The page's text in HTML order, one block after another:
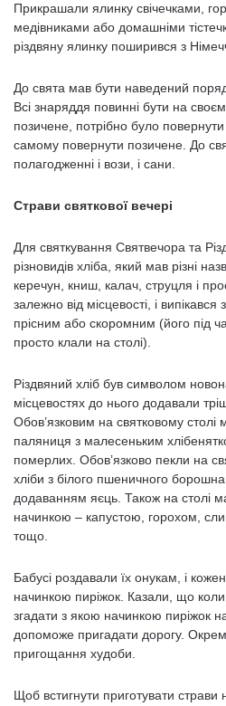
Прикрашали ялинку свічечками,
медівниками або домашніми
різдвяну ялинку поширився з
До свята мав бути наведений
Всі знаряддя повинні бути на
позичене, потрібно було
самому повернути позичене. До
полагодженні і вози, і сани.
Страви святкової вечері
Для святкування Святвечора та
різновидів хліба, який мав різні
керечун, книш, калач, струцля і
залежно від місцевості, і
прісним або скоромним (його під
просто клали на столі).
Різдвяний хліб був символом
місцевостях до нього додавали
Обов’язковим на святковому столі
паляниця з малесеньким
померлих. Обов’язково пекли на
хліби з білого пшеничного
додаванням яєць. Також на столі
начинкою – капустою, горохом,
тощо.
Бабусі роздавали їх онукам, і
начинкою пиріжок. Казали, що
згадати з якою начинкою пиріжок
допоможе пригадати дорогу.
пригощання худоби.
Щоб встигнути приготувати страви